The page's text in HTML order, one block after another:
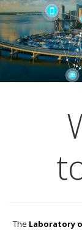
The Laboratory